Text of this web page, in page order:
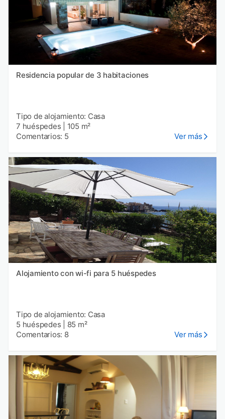
Residencia popular de 3 habitaciones
Tipo de alojamiento: Casa
7 huéspedes
105 m²
Comentarios: 5
Ver más
Alojamiento con wi-fi para 5 huéspedes
Tipo de alojamiento: Casa
5 huéspedes
85 m²
Comentarios: 8
Ver más